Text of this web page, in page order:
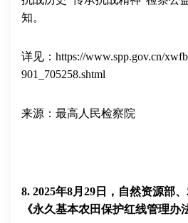
知。
详见： https://www.spp.gov.cn/
901_705258.shtml
来源：最高人民检察院
8. 2025年8月 29 日，自然资源部
《永久基本农田保护红线管理办